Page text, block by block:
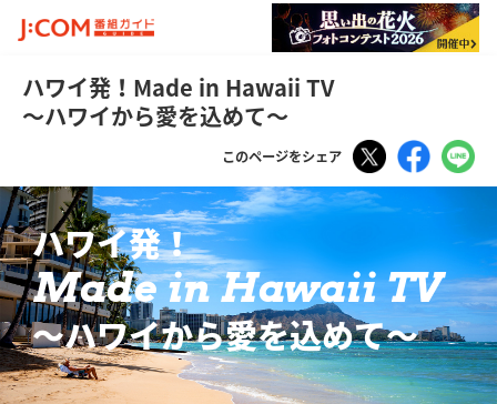
ハワイ発！Made in Hawaii TV
～ハワイから愛を込めて～
このページをシェア Tweet
ハワイ発！
Made in Hawaii TV
〜ハワイから愛を込めて〜